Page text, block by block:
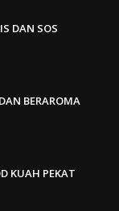
DAN SOS
BERAROMA
KUAH PEKAT